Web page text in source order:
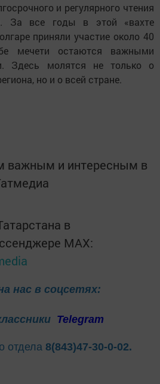
и регулярного чтения
За все годы в этой «вахте
приняли участие около 40
мечети остаются важными
Здесь молятся не только о
но и о всей стране.
важным и интересным в
в
MАХ:
нас в соцсетях:
Telegram
отдела 8(843)47-30-0-02.